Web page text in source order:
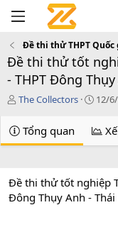
Đề thi thử THPT
Đề thi thử tốt
- THPT Đông
T
g
i
The Collectors
C
a
t
n
d
12/
Tổng quan
Đề thi thử tốt nghiệp
Đông Thụy Anh - Thái